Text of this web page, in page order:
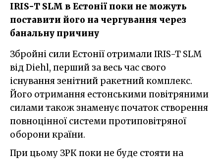
IRIS-T SLM в Естонії поки не можуть
поставити його на чергування через
банальну причину
Збройні сили Естонії отримали IRIS-T SLM
від Diehl, перший за весь час свого
існування зенітний ракетний комплекс.
Його отримання естонськими повітряними
силами також знаменує початок створення
повноцінної системи протиповітряної
оборони країни.
При цьому ЗРК поки не буде стояти на